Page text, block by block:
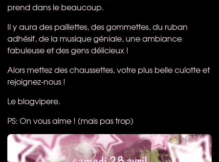
prend dans le beaucoup.
Il y aura des paillettes, des gommettes, du ruban
adhésif, de la musique géniale, une ambiance
fabuleuse et des gens délicieux !
Alors mettez des chaussettes, votre plus belle culotte et
rejoignez-nous !
Le blogvipere.
PS: On vous aime ! (mais pas trop)